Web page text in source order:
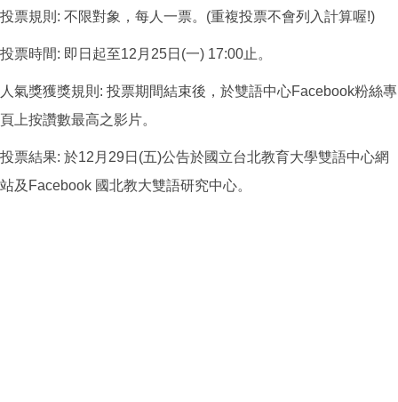
投票規則: 不限對象，每人一票。(重複投票不會列入計算喔!)
投票時間: 即日起至12月25日(一) 17:00止。
人氣獎獲獎規則: 投票期間結束後，於雙語中心Facebook粉絲專
頁上按讚數最高之影片。
投票結果: 於12月29日(五)公告於國立台北教育大學雙語中心網
站及Facebook 國北教大雙語研究中心。